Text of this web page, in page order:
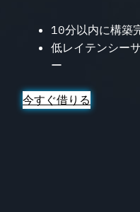
10分以内に構築
低レイテンシー
ー
今すぐ借りる